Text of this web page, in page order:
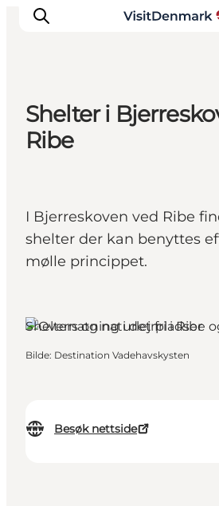
Inspirasjon
Planlegg reisen
Shelter i
Ribe
I Bjerreskoven ved Ribe
shelter der kan benyttes
mølle princippet.
Besøk nettside
Shelters og naturlejrpladser
Bilde: Destination Vadehavskysten